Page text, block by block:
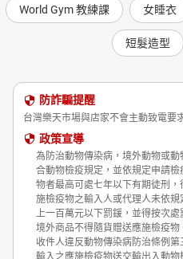
World Gym 教練課 女睡衣
短髮造型
防詐騙提醒
台灣樂天市場與店家不會主動致電要
政策宣導
為防治動物傳染病，境外動物或
合動物檢疫規定，並依規定申請
物者最高可處七年以下有期徒刑
施檢疫物之輸入人或代理人未依
上一百萬元以下罰鍰，並得按次處
境外商品不得隨貨贈送應施檢疫物
收件人違反動物傳染病防治條例
輸入之應施檢疫物送交輸出入動